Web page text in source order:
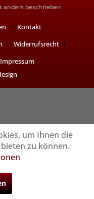
beschrieben
Kontakt
Widerrufsrecht
Impressum
um Ihnen die
zu können.